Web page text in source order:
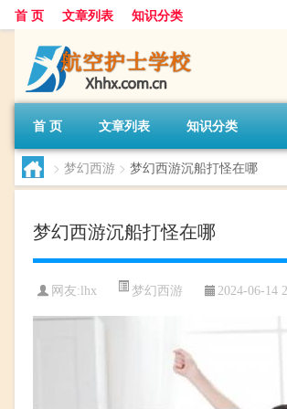
首 页 文章列表 知识分类
首 页 文章列表 知识分类
> 梦幻西游 > 梦幻西游沉船打怪在哪
梦幻西游沉船打怪在哪
网友: lhx 梦幻西游 2024-06-14